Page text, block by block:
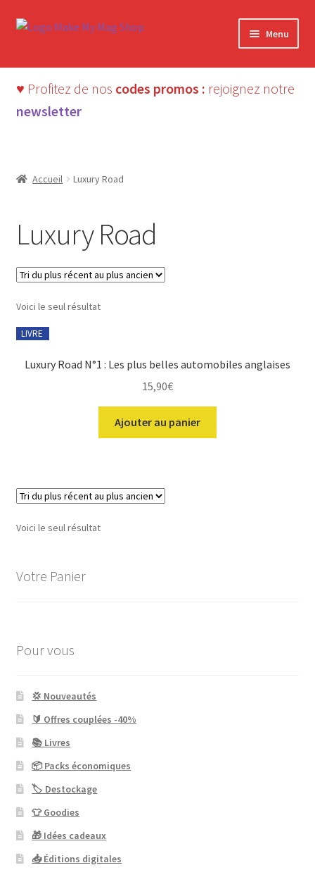
Aller
Aller
Menu
♥ Profitez de nos codes promos : rejoignez notre
newsletter
Accueil Luxury Road
Luxury Road
Voici le seul résultat
LIVRE
Luxury Road N°1 : Les plus belles automobiles anglaises
15,90€
Ajouter au panier
Voici le seul résultat
Votre Panier
Pour vous
💢 Nouveautés
🔰 Offres couplées -40%
📚 Livres
📦 Packs économiques
🏷 Destockage
👕 Goodies
🎁 Idées cadeaux
📥 Éditions digitales